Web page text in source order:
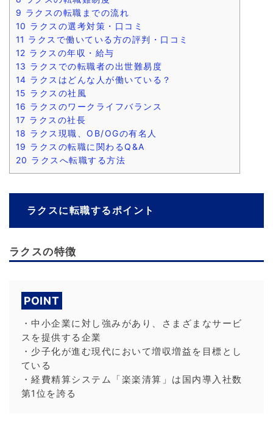
9 ラクスの転職までの流れ
10 ラクスの選考対策・口コミ
11 ラクスで働いている方の評判・口コミ
12 ラクスの年収・給与
13 ラクスでの転職者の出世難易度
14 ラクスはどんな人が働いている？
15 ラクスの社風
16 ラクスのワークライフバランス
17 ラクスの社長
18 ラクス現職、OB/OGの有名人
19 ラクスの転職に関わるQ&A
20 ラクスへ転職する方法
ラクスに転職するポイント
ラクスの特徴
POINT
・中小企業に対し強みがあり、さまざまなサービ
スを提供する企業
・少子化が進む現代において増収増益を目標とし
ている
・経費精算システム「楽楽清算」は国内導入社数
第1位を誇る